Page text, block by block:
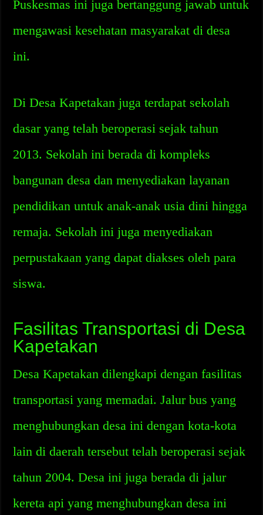
Puskesmas ini juga bertanggung jawab untuk
mengawasi kesehatan masyarakat di desa
ini.
Di Desa Kapetakan juga terdapat sekolah
dasar yang telah beroperasi sejak tahun
2013. Sekolah ini berada di kompleks
bangunan desa dan menyediakan layanan
pendidikan untuk anak-anak usia dini hingga
remaja. Sekolah ini juga menyediakan
perpustakaan yang dapat diakses oleh para
siswa.
Fasilitas Transportasi di Desa
Kapetakan
Desa Kapetakan dilengkapi dengan fasilitas
transportasi yang memadai. Jalur bus yang
menghubungkan desa ini dengan kota-kota
lain di daerah tersebut telah beroperasi sejak
tahun 2004. Desa ini juga berada di jalur
kereta api yang menghubungkan desa ini